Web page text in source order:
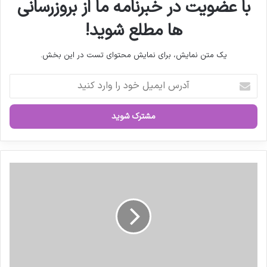
کپی لینک
با عضویت در خبرنامه ما از بروزرسانی
ها مطلع شوید!
یک متن نمایش، برای نمایش محتوای تست در این بخش.
ر
ا
ی
م